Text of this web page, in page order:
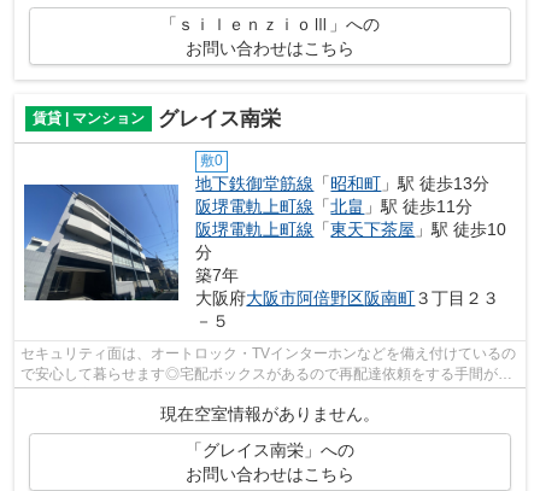
「ｓｉｌｅｎｚｉｏⅢ」への
お問い合わせはこちら
賃貸 | マンション グレイス南栄
敷0
地下鉄御堂筋線 「昭和町 」駅 徒歩13分
阪堺電軌上町線 「北畠 」駅 徒歩11分
阪堺電軌上町線 「東天下茶屋 」駅 徒歩10
分
築7年
大阪府大阪市阿倍野区阪南町３丁目２３
－５
セキュリティ面は、オートロック・TVインターホンなどを備え付けているの
で安心して暮らせます◎宅配ボックスがあるので再配達依頼をする手間が省
現在空室情報がありません。
「グレイス南栄」への
お問い合わせはこちら